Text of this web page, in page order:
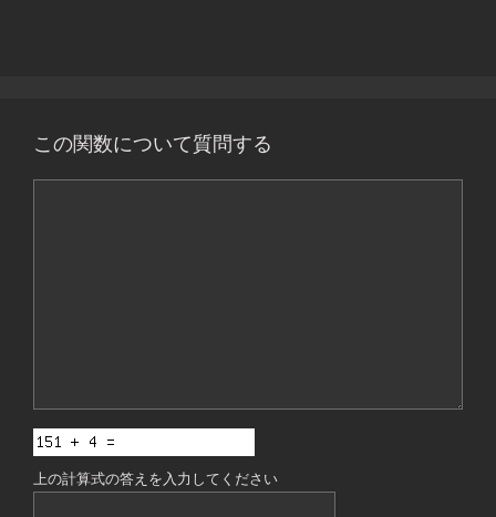
この関数について質問する
上の計算式の答えを入力してください